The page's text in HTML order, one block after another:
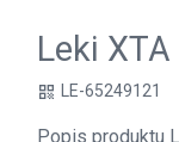
Leki
qr_code LE-65249121
Popis produktu